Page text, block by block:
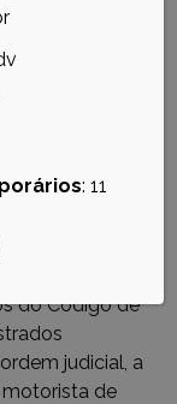
do Código de
judicial, a
motorista de
:11